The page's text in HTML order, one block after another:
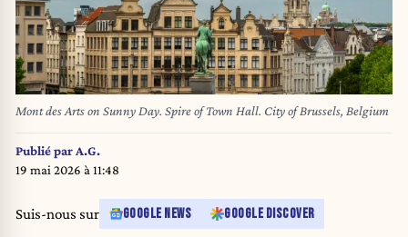
Mont des Arts on Sunny Day. Spire of Town Hall. City of Brussels, Belgium
Publié par A.G.
19 mai 2026 à 11:48
Suis-nous sur GOOGLE NEWS GOOGLE DISCOVER